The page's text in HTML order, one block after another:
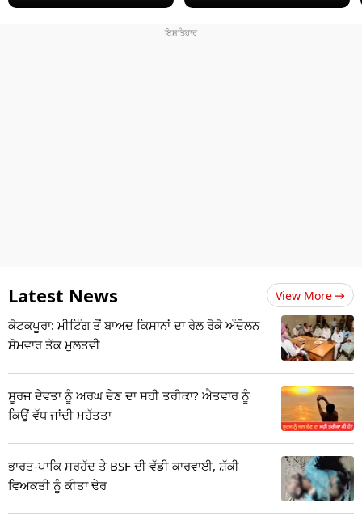
Latest News View More
ਕੋਟਕਪੂਰਾ: ਮੀਟਿੰਗ ਤੋਂ ਬਾਅਦ ਕਿਸਾਨਾਂ ਦਾ ਰੇਲ ਰੋਕੋ ਅੰਦੋਲਨ
ਸੋਮਵਾਰ ਤੱਕ ਮੁਲਤਵੀ
ਸੂਰਜ ਦੇਵਤਾ ਨੂੰ ਅਰਘ ਦੇਣ ਦਾ ਸਹੀ ਤਰੀਕਾ? ਐਤਵਾਰ ਨੂੰ
ਕਿਉਂ ਵੱਧ ਜਾਂਦੀ ਮਹੱਤਤਾ
ਭਾਰਤ-ਪਾਕਿ ਸਰਹੱਦ ਤੇ BSF ਦੀ ਵੱਡੀ ਕਾਰਵਾਈ, ਸ਼ੱਕੀ
ਵਿਅਕਤੀ ਨੂੰ ਕੀਤਾ ਢੇਰ